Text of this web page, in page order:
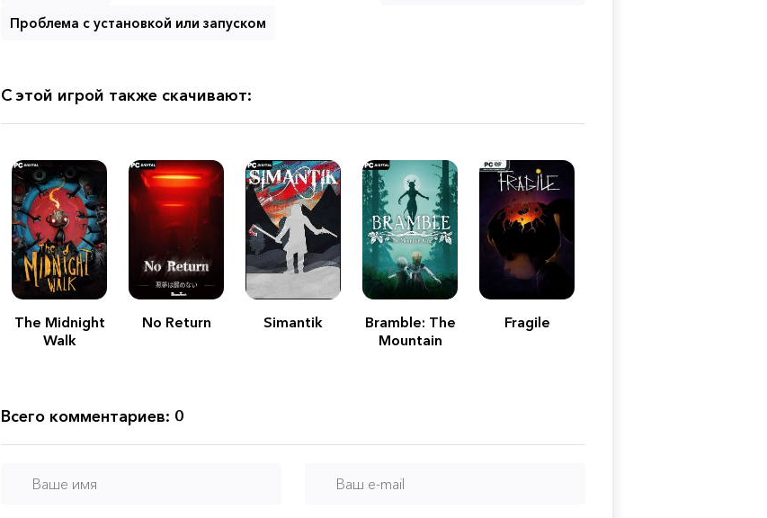
Проблема с установкой или запуском
С этой игрой также скачивают:
The Midnight
Walk
No Return Simantik
Bramble: The
Mountain
Fragile
Всего комментариев: 0